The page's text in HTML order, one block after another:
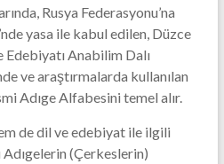
Rusya Federasyonu’na
yasa ile kabul edilen, Düzce
Anabilim Dalı
ve araştırmalarda kullanılan
Adıge Alfabesini temel alır.
de dil ve edebiyat ile ilgili
Adıgelerin (Çerkeslerin)